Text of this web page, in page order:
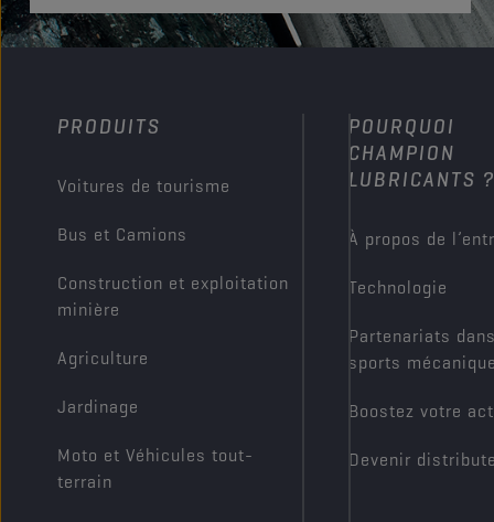
PRODUITS
Voitures de tourisme
Bus et Camions
Construction et exploitation
minière
Agriculture
Jardinage
Moto et Véhicules tout-
terrain
POURQUOI
CHAMPION
LUBRICANTS ?
À propos de
Technologie
Partenariats
sports
Boostez votre
Devenir